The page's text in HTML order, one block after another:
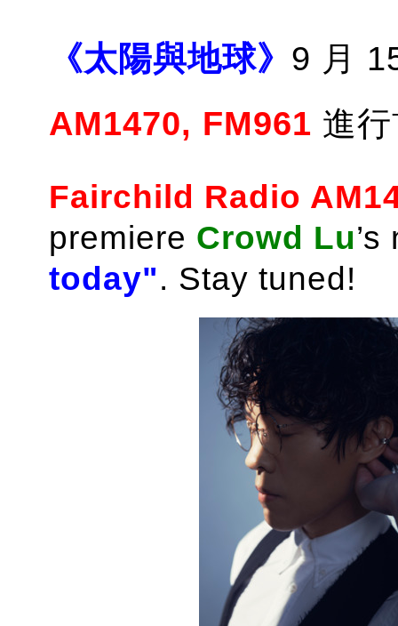
《太陽與地球》 9 月
AM1470, FM961 進
Fairchild Radio
premiere Crowd Lu
today". Stay tuned!